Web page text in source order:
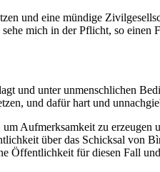
und eine mündige
mich in der Pflicht, so einen
und unter unmenschlichen
und dafür hart und
Aufmerksamkeit zu
über das Schicksal von
Öffentlichkeit für diesen Fall